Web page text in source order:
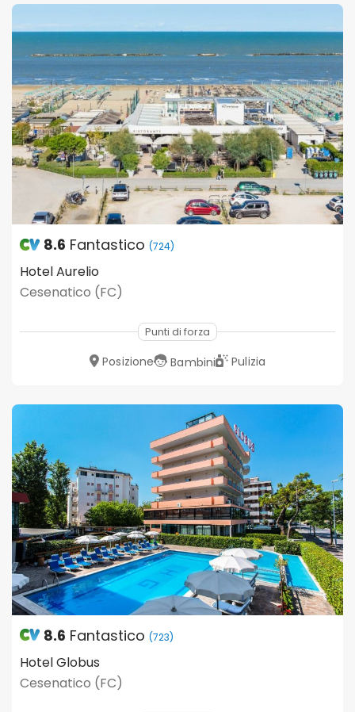
8.6 Fantastico (724)
Hotel Aurelio
Cesenatico (FC)
Punti di forza
Posizione Bambini Pulizia
8.6 Fantastico (723)
Hotel Globus
Cesenatico (FC)